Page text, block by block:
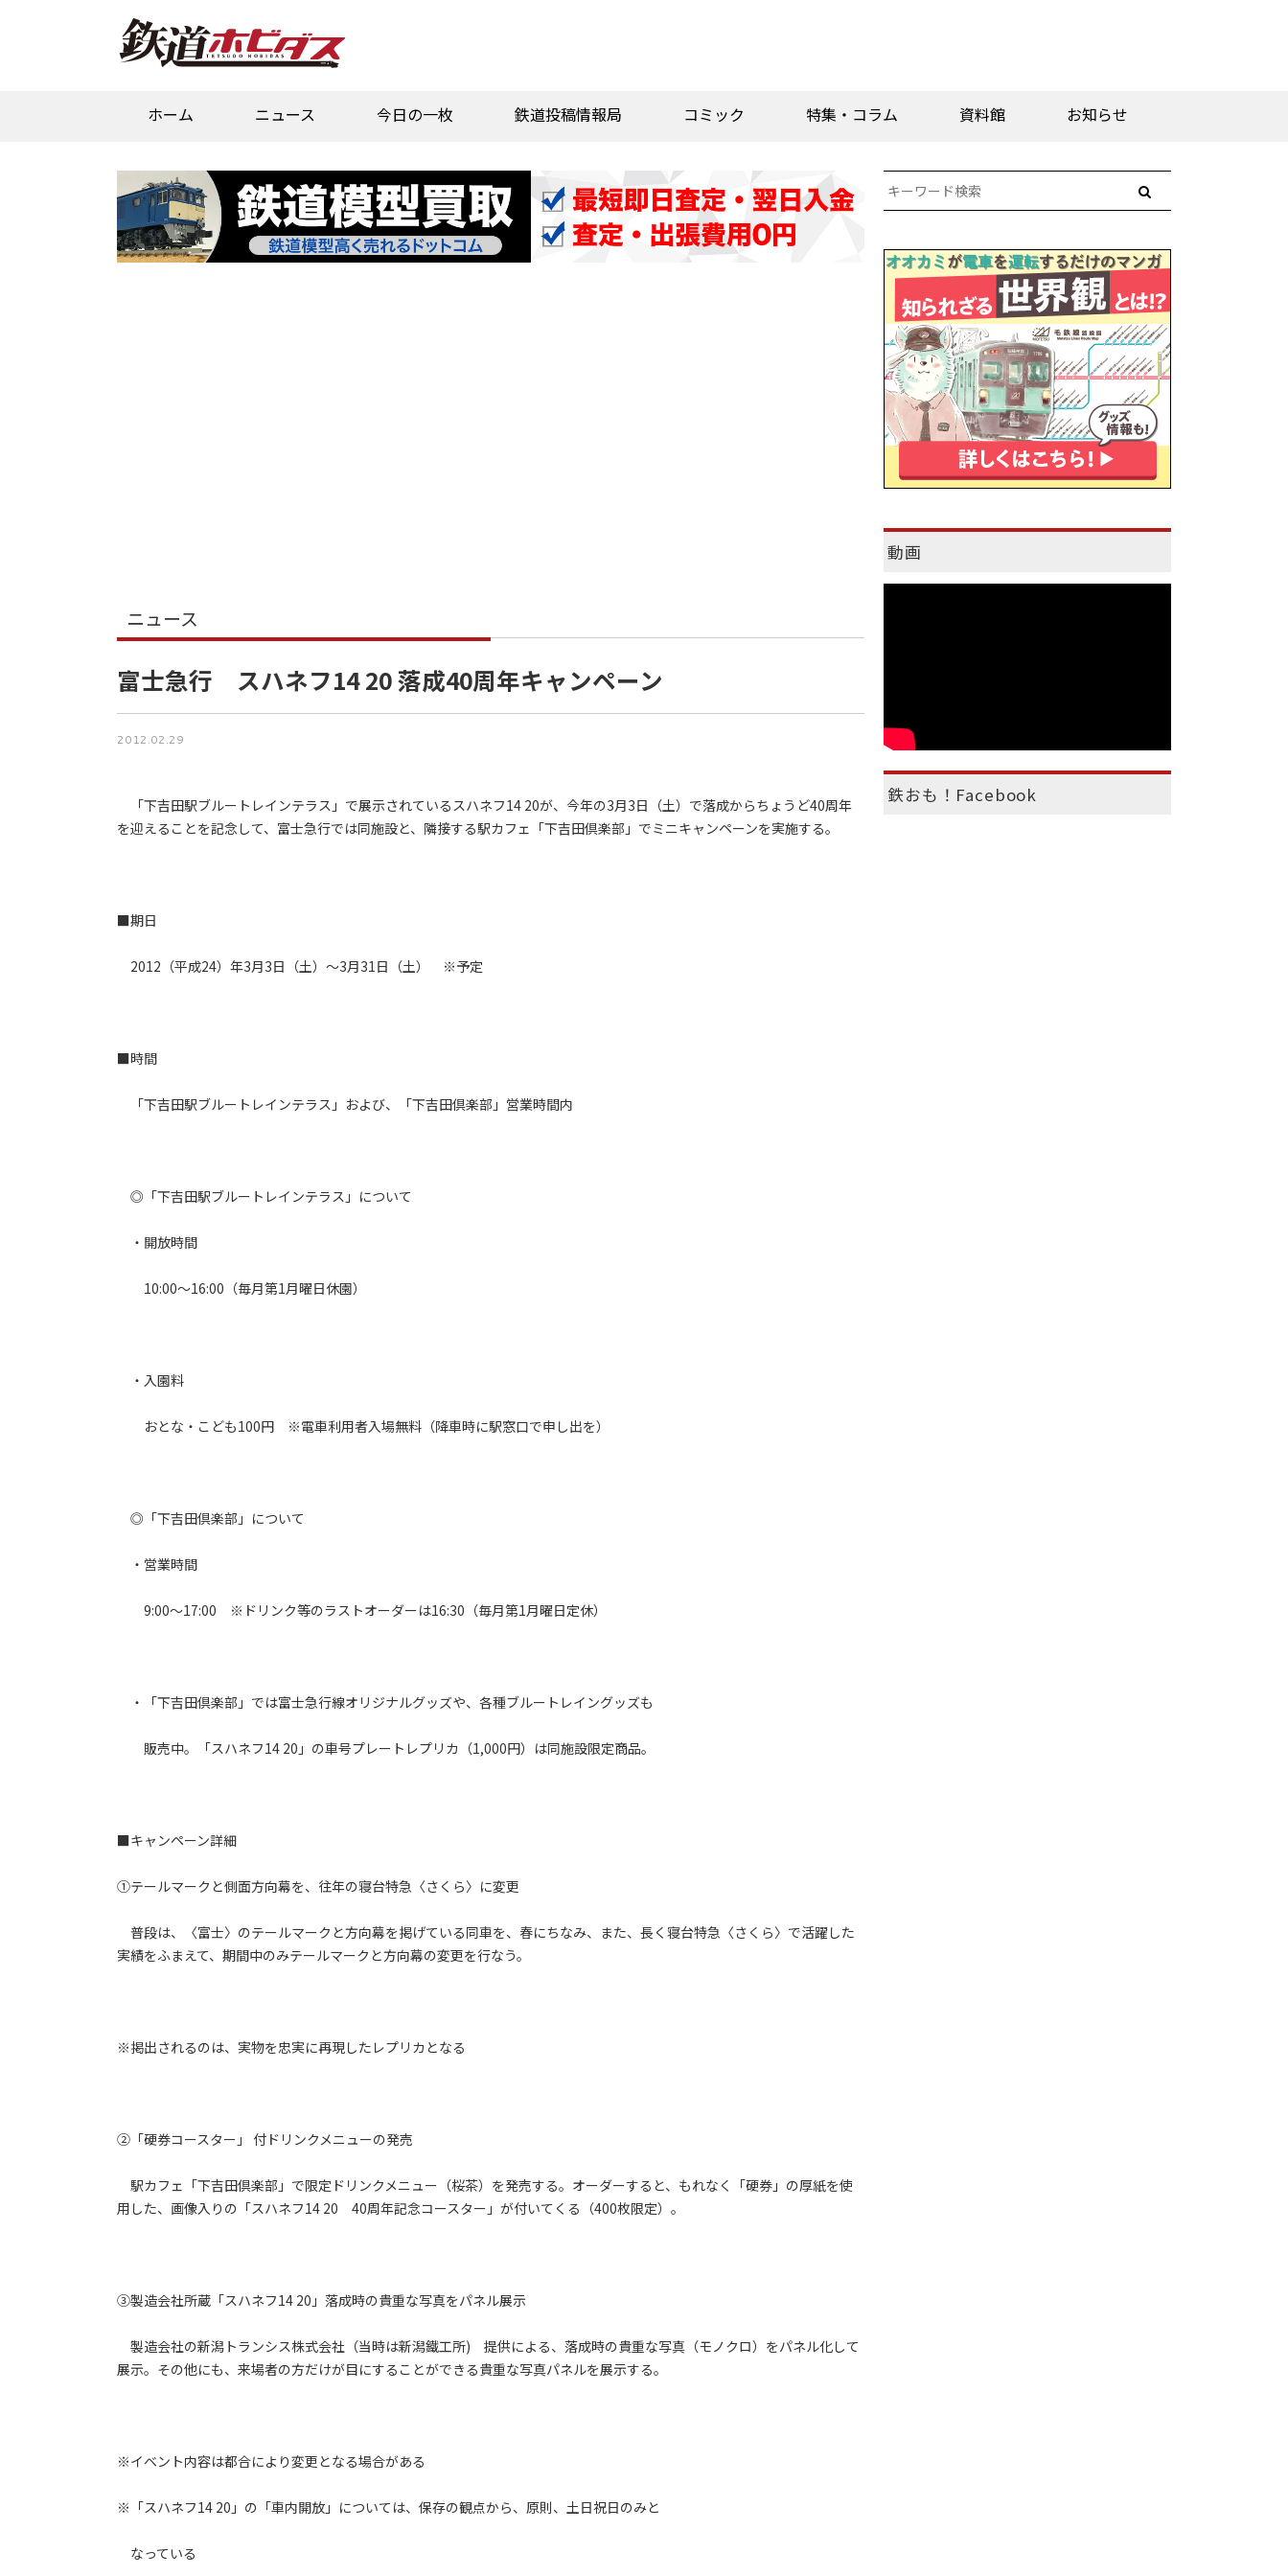
ホーム ニュース 今日の一枚 鉄道投稿情報局 コミック 特集・コラム 資料館 お知らせ
ニュース
富士急行 スハネフ14 20 落成40周年キャンペーン
2012.02.29
「下吉田駅ブルートレインテラス」で展示されているスハネフ14 20が、今年の3月3日（土）で落成からちょうど40周年
を迎えることを記念して、富士急行では同施設と、隣接する駅カフェ「下吉田倶楽部」でミニキャンペーンを実施する。
■期日
2012（平成24）年3月3日（土）～3月31日（土） ※予定
■時間
「下吉田駅ブルートレインテラス」および、「下吉田倶楽部」営業時間内
◎「下吉田駅ブルートレインテラス」について
・開放時間
10:00～16:00（毎月第1月曜日休園）
・入園料
おとな・こども100円 ※電車利用者入場無料（降車時に駅窓口で申し出を）
◎「下吉田倶楽部」について
・営業時間
9:00～17:00 ※ドリンク等のラストオーダーは16:30（毎月第1月曜日定休）
・「下吉田倶楽部」では富士急行線オリジナルグッズや、各種ブルートレイングッズも
販売中。「スハネフ14 20」の車号プレートレプリカ（1,000円）は同施設限定商品。
■キャンペーン詳細
①テールマークと側面方向幕を、往年の寝台特急〈さくら〉に変更
普段は、〈富士〉のテールマークと方向幕を掲げている同車を、春にちなみ、また、長く寝台特急〈さくら〉で活躍した
実績をふまえて、期間中のみテールマークと方向幕の変更を行なう。
※掲出されるのは、実物を忠実に再現したレプリカとなる
②「硬券コースター」 付ドリンクメニューの発売
駅カフェ「下吉田倶楽部」で限定ドリンクメニュー（桜茶）を発売する。オーダーすると、もれなく「硬券」の厚紙を使
用した、画像入りの「スハネフ14 20 40周年記念コースター」が付いてくる（400枚限定）。
③製造会社所蔵「スハネフ14 20」落成時の貴重な写真をパネル展示
製造会社の新潟トランシス株式会社（当時は新潟鐵工所) 提供による、落成時の貴重な写真（モノクロ）をパネル化して
展示。その他にも、来場者の方だけが目にすることができる貴重な写真パネルを展示する。
※イベント内容は都合により変更となる場合がある
※「スハネフ14 20」の「車内開放」については、保存の観点から、原則、土日祝日のみと
なっている
動画
鉄おも！Facebook